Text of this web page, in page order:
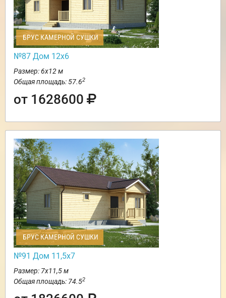
БРУС КАМЕРНОЙ СУШКИ
№87 Дом 12х6
Размер: 6х12 м
Общая площадь: 57.62
от 1628600
БРУС КАМЕРНОЙ СУШКИ
№91 Дом 11,5х7
Размер: 7х11,5 м
Общая площадь: 74.52